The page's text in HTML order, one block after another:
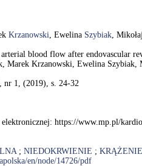
Krzanowski, Ewelina Szybiak,
blood flow after endovascular
Marek Krzanowski, Ewelina Szybiak,
nr 1, (2019), s. 24-32
https://www.mp.pl/
; NIEDOKRWIENIE ;
en/node/14726/pdf